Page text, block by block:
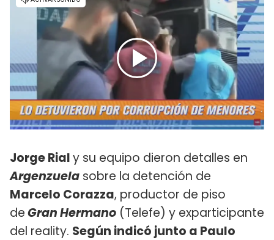
Jorge Rialy su equipo dieron detalles en
Argenzuela sobre la detención de
Marcelo Corazza, productor de piso
deGran Hermano (Telefe) y exparticipante
del reality. Según indicó junto a Paulo